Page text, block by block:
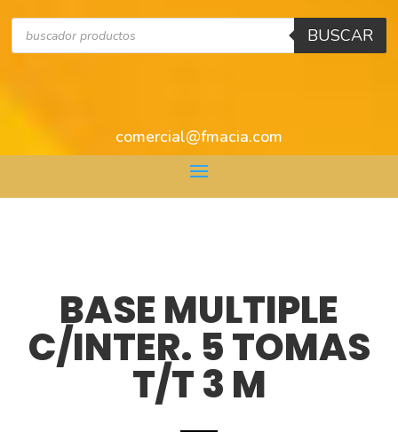
Búsqueda
de
productos
BUSCAR
comercial@fmacia.com
BASE MULTIPLE
C/INTER. 5 TOMAS
T/T 3 M